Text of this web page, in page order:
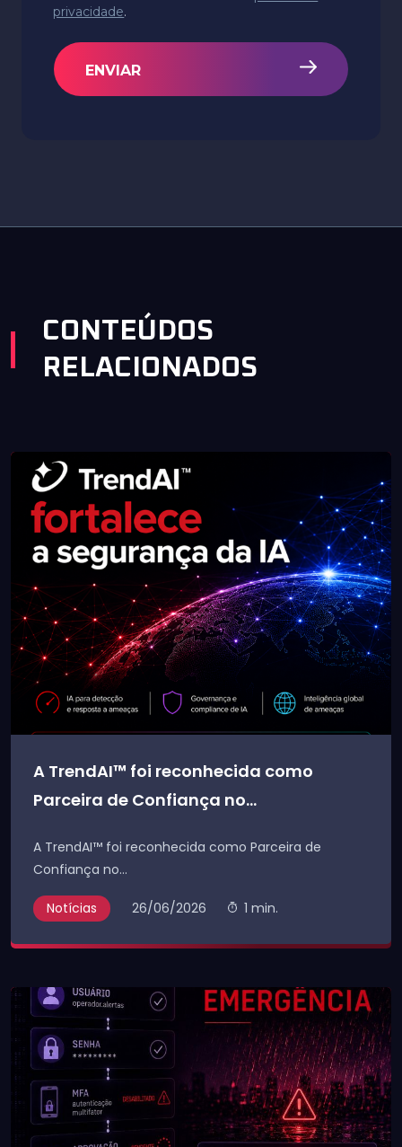
privacidade.
ENVIAR
CONTEÚDOS
RELACIONADOS
A TrendAI™ foi reconhecida como
Parceira de Confiança no...
A TrendAI™ foi reconhecida como Parceira de
Confiança no...
Notícias 26/06/2026 1 min.